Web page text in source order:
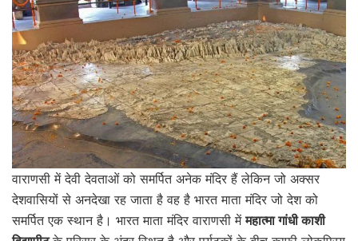
वाराणसी में देवी देवताओं को समर्पित अनेक मंदिर हैं लेकिन जो अक्सर
देशवासियों से अनदेखा रह जाता है वह है भारत माता मंदिर जो देश को
समर्पित एक स्थान है। भारत माता मंदिर वाराणसी मेंमहात्मा गांधी काशी